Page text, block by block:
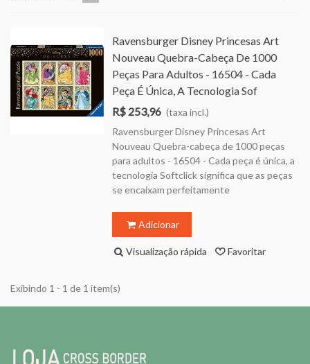
Ravensburger Disney Princesas Art
Nouveau Quebra-Cabeça De 1000
Peças Para Adultos - 16504 - Cada
Peça É Única, A Tecnologia Sof
R$ 253,96 (taxa incl.)
Ravensburger Disney Princesas Art
Nouveau Quebra-cabeça de 1000 peças
para adultos - 16504 - Cada peça é única, a
tecnologia Softclick significa que as peças
se encaixam perfeitamente
Adicionar
Visualização rápida Favoritar
Exibindo 1 - 1 de 1 item(s)